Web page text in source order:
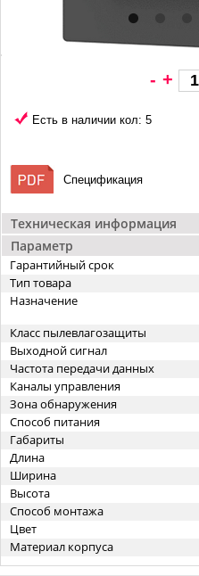
Техническая информация
Параметр
Гарантийный срок
Тип товара
Назначение
Класс пылевлагозащиты
Выходной сигнал
Частота передачи данных
Каналы управления
Зона обнаружения
Способ питания
Габариты
Длина
Ширина
Высота
Способ монтажа
Цвет
Материал корпуса
- +
Есть в наличии кол: 5
Спецификация